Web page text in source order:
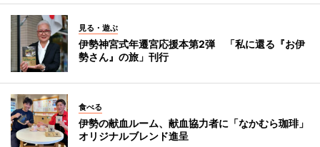
見る・遊ぶ
伊勢神宮式年遷宮応援本第2弾 「私に還る『お伊
勢さん』の旅」刊行
食べる
伊勢の献血ルーム、献血協力者に「なかむら珈琲」
オリジナルブレンド進呈